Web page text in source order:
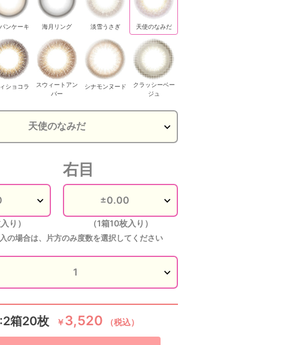
ンケーキ 海月リング 淡雪うさぎ 天使のなみだ
ショコラ
スウィートアン
バー
シナモンヌード
クラッシーベー
ジュ
り）
右目
（1箱10枚入り）
の場合は、片方のみ度数を選択してください
箱20枚 ￥3,520 （税込）